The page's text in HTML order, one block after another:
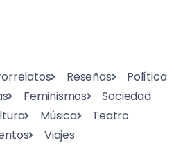
Reseñas
Política
Feminismos
Sociedad
Música
Teatro
Viajes